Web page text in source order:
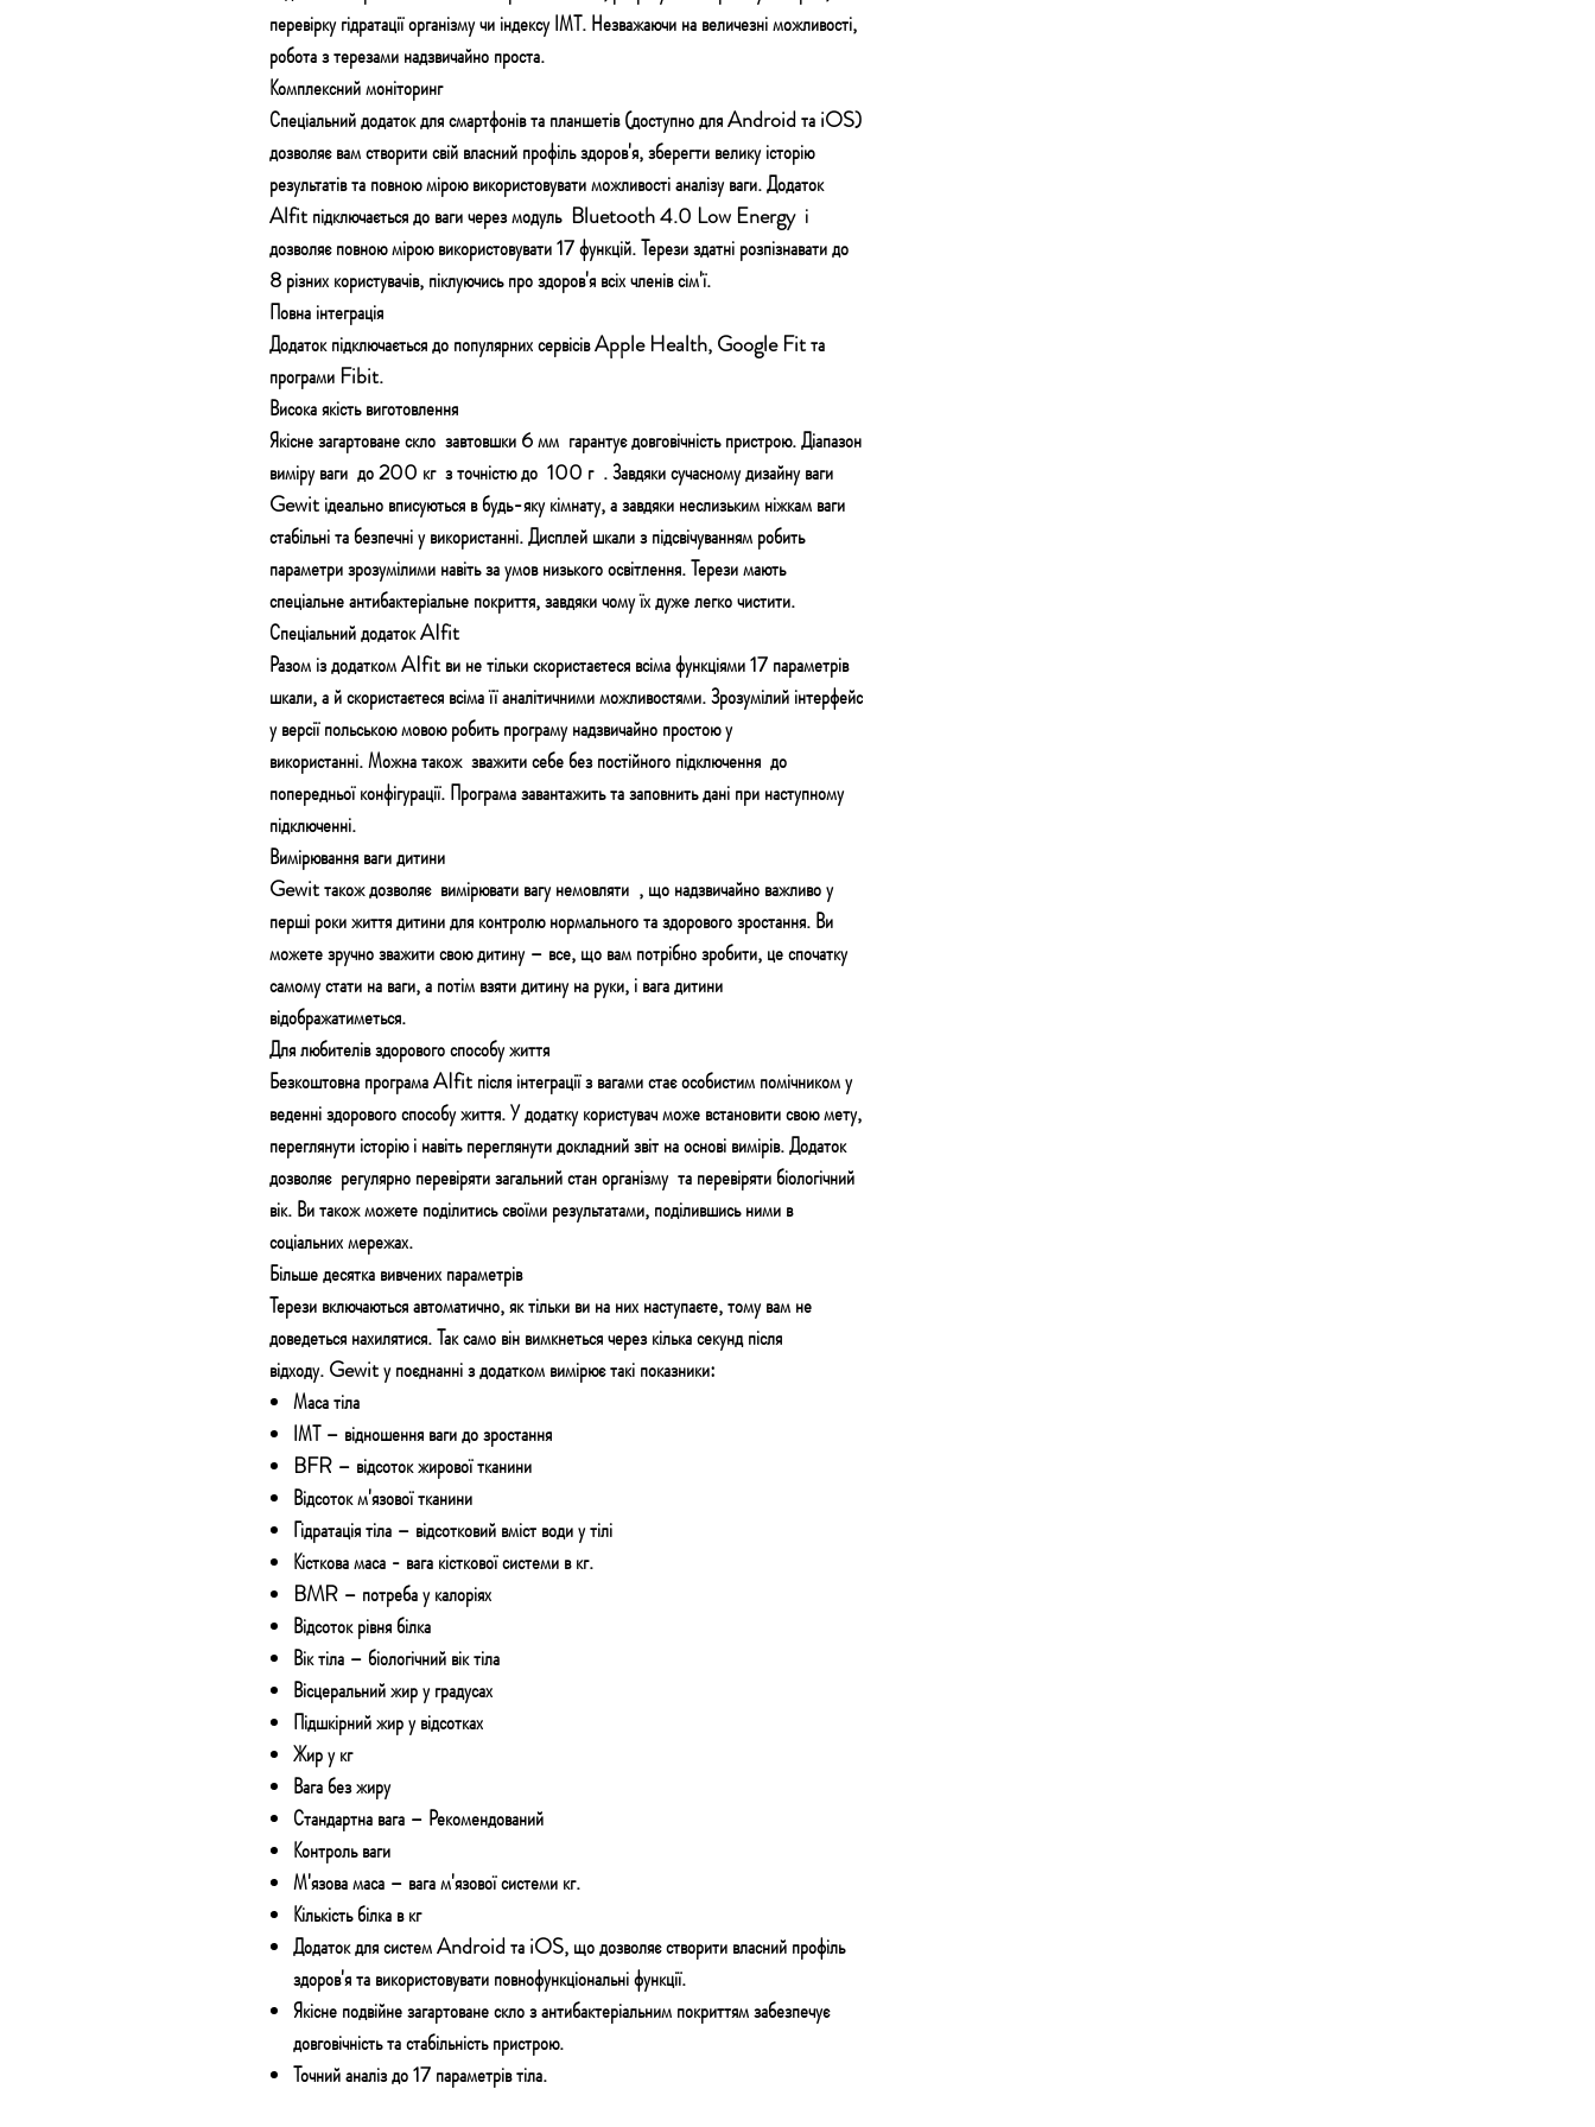
перевірку гідратації організму чи індексу ІМТ. Незважаючи на величезні можливості,
робота з терезами надзвичайно проста.
Комплексний моніторинг
Спеціальний додаток для смартфонів та планшетів (доступно для Android та iOS)
дозволяє вам створити свій власний профіль здоров'я, зберегти велику історію
результатів та повною мірою використовувати можливості аналізу ваги. Додаток
Alfit підключається до ваги через модуль Bluetooth 4.0 Low Energyі
дозволяє повною мірою використовувати 17 функцій. Терези здатні розпізнавати до
8 різних користувачів, піклуючись про здоров'я всіх членів сім'ї.
Повна інтеграція
Додаток підключається до популярних сервісів Apple Health, Google Fit та
програми Fibit.
Висока якість виготовлення
Якісне загартоване скло завтовшки 6 мм гарантує довговічність пристрою. Діапазон
виміру ваги до 200 кгз точністю до 100 г. Завдяки сучасному дизайну ваги
Gewit ідеально вписуються в будь-яку кімнату, а завдяки неслизьким ніжкам ваги
стабільні та безпечні у використанні. Дисплей шкали з підсвічуванням робить
параметри зрозумілими навіть за умов низького освітлення. Терези мають
спеціальне антибактеріальне покриття, завдяки чому їх дуже легко чистити.
Спеціальний додаток AIfit
Разом із додатком AIfit ви не тільки скористаєтеся всіма функціями 17 параметрів
шкали, а й скористаєтеся всіма її аналітичними можливостями. Зрозумілий інтерфейс
у версії польською мовою робить програму надзвичайно простою у
використанні. Можна також зважити себе без постійного підключення до
попередньої конфігурації. Програма завантажить та заповнить дані при наступному
підключенні.
Вимірювання ваги дитини
Gewit також дозволяє вимірювати вагу немовляти , що надзвичайно важливо у
перші роки життя дитини для контролю нормального та здорового зростання. Ви
можете зручно зважити свою дитину – все, що вам потрібно зробити, це спочатку
самому стати на ваги, а потім взяти дитину на руки, і вага дитини
відображатиметься.
Для любителів здорового способу життя
Безкоштовна програма AIfit після інтеграції з вагами стає особистим помічником у
веденні здорового способу життя. У додатку користувач може встановити свою мету,
переглянути історію і навіть переглянути докладний звіт на основі вимірів. Додаток
дозволяє регулярно перевіряти загальний стан організмута перевіряти біологічний
вік. Ви також можете поділитись своїми результатами, поділившись ними в
соціальних мережах.
Більше десятка вивчених параметрів
Терези включаються автоматично, як тільки ви на них наступаєте, тому вам не
доведеться нахилятися. Так само він вимкнеться через кілька секунд після
відходу. Gewit у поєднанні з додатком вимірює такі показники:
Маса тіла
ІМТ – відношення ваги до зростання
BFR – відсоток жирової тканини
Відсоток м'язової тканини
Гідратація тіла – відсотковий вміст води у тілі
Кісткова маса - вага кісткової системи в кг.
BMR – потреба у калоріях
Відсоток рівня білка
Вік тіла – біологічний вік тіла
Вісцеральний жир у градусах
Підшкірний жир у відсотках
Жир у кг
Вага без жиру
Стандартна вага – Рекомендований
Контроль ваги
М'язова маса – вага м'язової системи кг.
Кількість білка в кг
Додаток для систем Android та iOS, що дозволяє створити власний профіль
здоров'я та використовувати повнофункціональні функції.
Якісне подвійне загартоване скло з антибактеріальним покриттям забезпечує
довговічність та стабільність пристрою.
Точний аналіз до 17 параметрів тіла.